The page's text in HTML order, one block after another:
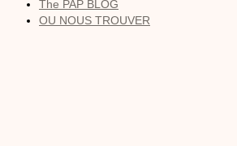
The PAP BLOG
OU NOUS TROUVER